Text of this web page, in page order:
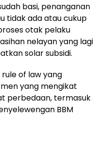
basi, penanganan
tidak ada atau cukup
otak pelaku
nelayan yang lagi
solar subsidi.
of law yang
yang mengikat
perbedaan, termasuk
BBM